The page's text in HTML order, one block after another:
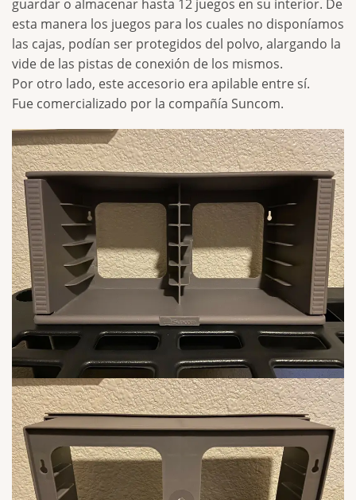
guardar o almacenar hasta 12 juegos en su interior. De
esta manera los juegos para los cuales no disponíamos
las cajas, podían ser protegidos del polvo, alargando la
vide de las pistas de conexión de los mismos.
Por otro lado, este accesorio era apilable entre sí.
Fue comercializado por la compañía Suncom.